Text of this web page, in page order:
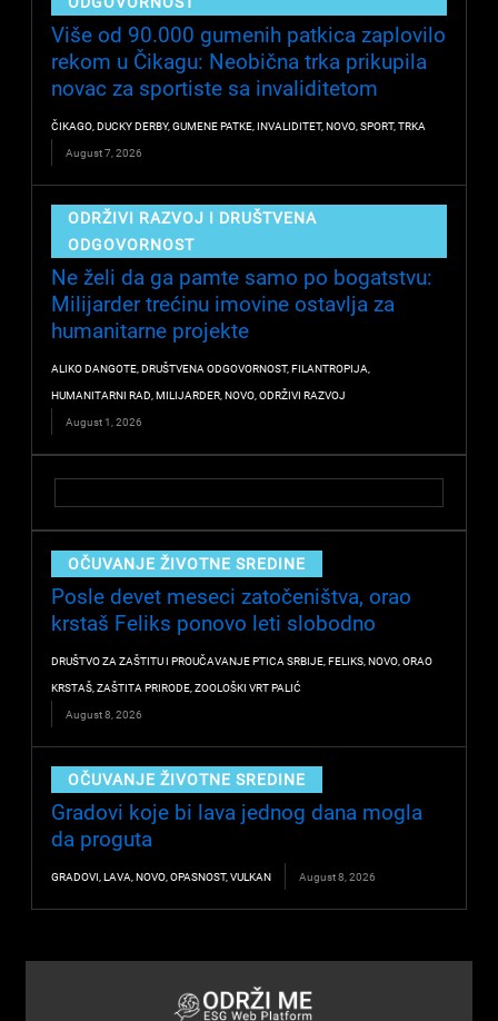
Više od 90.000 gumenih patkica zaplovilo
rekom u Čikagu: Neobična trka prikupila
novac za sportiste sa invaliditetom
ČIKAGO,DUCKY DERBY,GUMENE PATKE,INVALIDITET,NOVO,SPORT,TRKA
August 7, 2026
ODRŽIVI RAZVOJ I DRUŠTVENA
ODGOVORNOST
Ne želi da ga pamte samo po bogatstvu:
Milijarder trećinu imovine ostavlja za
humanitarne projekte
ALIKO DANGOTE,DRUŠTVENA ODGOVORNOST,FILANTROPIJA,
HUMANITARNI RAD,MILIJARDER,NOVO,ODRŽIVI RAZVOJ
August 1, 2026
OČUVANJE ŽIVOTNE SREDINE
Posle devet meseci zatočeništva, orao
krstaš Feliks ponovo leti slobodno
DRUŠTVO ZA ZAŠTITU I PROUČAVANJE PTICA SRBIJE,FELIKS,NOVO,ORAO
KRSTAŠ,ZAŠTITA PRIRODE,ZOOLOŠKI VRT PALIĆ
August 8, 2026
OČUVANJE ŽIVOTNE SREDINE
Gradovi koje bi lava jednog dana mogla
da proguta
GRADOVI,LAVA,NOVO,OPASNOST,VULKAN August 8, 2026